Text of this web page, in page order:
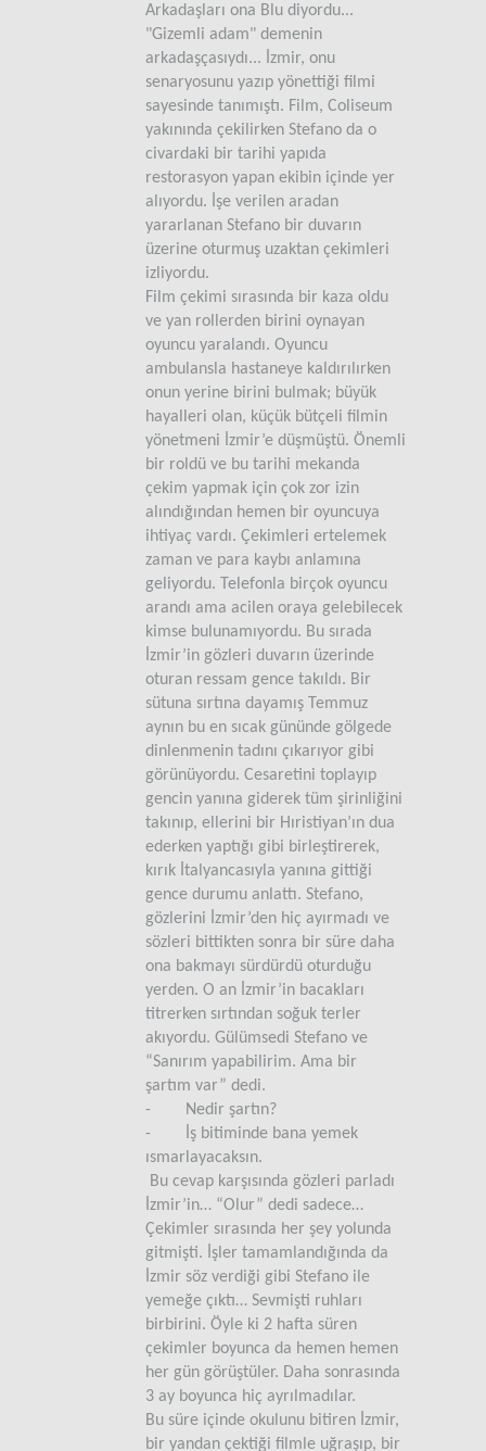
Arkadaşları ona Blu diyordu...
"Gizemli adam" demenin
arkadaşçasıydı... İzmir, onu
senaryosunu yazıp yönettiği filmi
sayesinde tanımıştı. Film, Coliseum
yakınında çekilirken Stefano da o
civardaki bir tarihi yapıda
restorasyon yapan ekibin içinde yer
alıyordu. İşe verilen aradan
yararlanan Stefano bir duvarın
üzerine oturmuş uzaktan çekimleri
izliyordu.
Film çekimi sırasında bir kaza oldu
ve yan rollerden birini oynayan
oyuncu yaralandı. Oyuncu
ambulansla hastaneye kaldırılırken
onun yerine birini bulmak; büyük
hayalleri olan, küçük bütçeli filmin
yönetmeni İzmir’e düşmüştü. Önemli
bir roldü ve bu tarihi mekanda
çekim yapmak için çok zor izin
alındığından hemen bir oyuncuya
ihtiyaç vardı. Çekimleri ertelemek
zaman ve para kaybı anlamına
geliyordu. Telefonla birçok oyuncu
arandı ama acilen oraya gelebilecek
kimse bulunamıyordu. Bu sırada
İzmir’in gözleri duvarın üzerinde
oturan ressam gence takıldı. Bir
sütuna sırtına dayamış Temmuz
aynın bu en sıcak gününde gölgede
dinlenmenin tadını çıkarıyor gibi
görünüyordu. Cesaretini toplayıp
gencin yanına giderek tüm şirinliğini
takınıp, ellerini bir Hıristiyan’ın dua
ederken yaptığı gibi birleştirerek,
kırık İtalyancasıyla yanına gittiği
gence durumu anlattı. Stefano,
gözlerini İzmir’den hiç ayırmadı ve
sözleri bittikten sonra bir süre daha
ona bakmayı sürdürdü oturduğu
yerden. O an İzmir’in bacakları
titrerken sırtından soğuk terler
akıyordu. Gülümsedi Stefano ve
“Sanırım yapabilirim. Ama bir
şartım var” dedi.
- Nedir şartın?
- İş bitiminde bana yemek
ısmarlayacaksın.
Bu cevap karşısında gözleri parladı
İzmir’in… “Olur” dedi sadece…
Çekimler sırasında her şey yolunda
gitmişti. İşler tamamlandığında da
İzmir söz verdiği gibi Stefano ile
yemeğe çıktı… Sevmişti ruhları
birbirini. Öyle ki 2 hafta süren
çekimler boyunca da hemen hemen
her gün görüştüler. Daha sonrasında
3 ay boyunca hiç ayrılmadılar.
Bu süre içinde okulunu bitiren İzmir,
bir yandan çektiği filmle uğraşıp, bir